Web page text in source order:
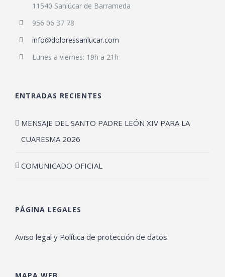
11540 Sanlúcar de Barrameda
956 06 37 78
info@doloressanlucar.com
Lunes a viernes: 19h a 21h
ENTRADAS RECIENTES
MENSAJE DEL SANTO PADRE LEÓN XIV PARA LA
CUARESMA 2026
COMUNICADO OFICIAL
PÁGINA LEGALES
Aviso legal y Política de protección de datos